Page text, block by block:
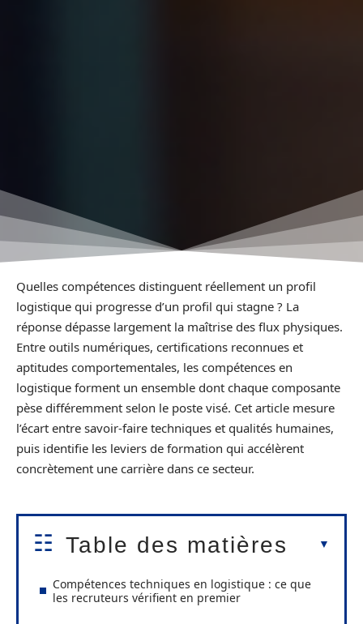
Quelles compétences distinguent réellement un profil
logistique qui progresse d’un profil qui stagne ? La
réponse dépasse largement la maîtrise des flux physiques.
Entre outils numériques, certifications reconnues et
aptitudes comportementales, les compétences en
logistique forment un ensemble dont chaque composante
pèse différemment selon le poste visé. Cet article mesure
l’écart entre savoir-faire techniques et qualités humaines,
puis identifie les leviers de formation qui accélèrent
concrètement une carrière dans ce secteur.
Table des matières
Compétences techniques en logistique : ce que
les recruteurs vérifient en premier